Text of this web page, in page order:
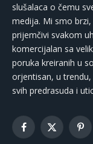
slušalaca o čemu
medija. Mi smo
prijemčivi svakom
komercijalan sa
poruka kreiranih u
orjentisan, u
svih predrasuda i
Facebook
X